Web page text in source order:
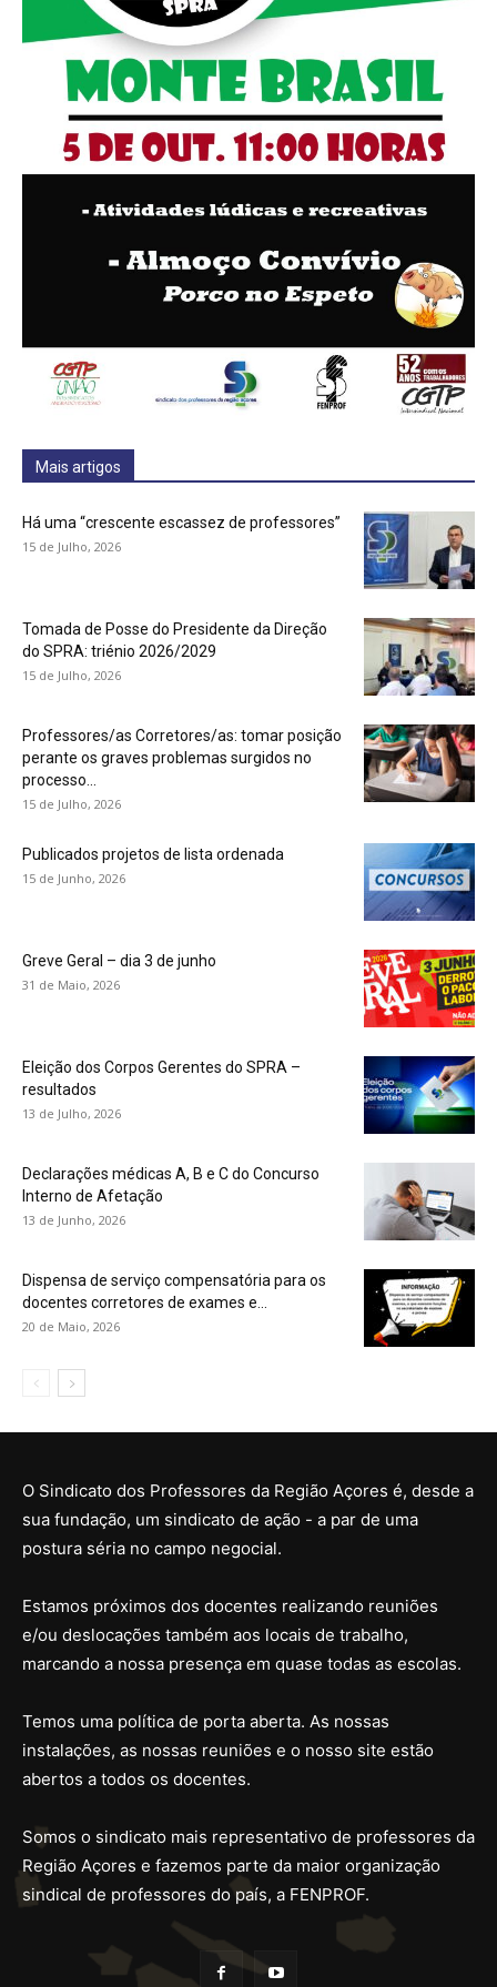
Mais artigos
Há uma “crescente escassez de professores”
15 de Julho, 2026
Tomada de Posse do Presidente da Direção
do SPRA: triénio 2026/2029
15 de Julho, 2026
Professores/as Corretores/as: tomar posição
perante os graves problemas surgidos no
processo...
15 de Julho, 2026
Publicados projetos de lista ordenada
15 de Junho, 2026
Greve Geral – dia 3 de junho
31 de Maio, 2026
Eleição dos Corpos Gerentes do SPRA –
resultados
13 de Julho, 2026
Declarações médicas A, B e C do Concurso
Interno de Afetação
13 de Junho, 2026
Dispensa de serviço compensatória para os
docentes corretores de exames e...
20 de Maio, 2026
O Sindicato dos Professores da Região Açores é, desde a
sua fundação, um sindicato de ação - a par de uma
postura séria no campo negocial.
Estamos próximos dos docentes realizando reuniões
e/ou deslocações também aos locais de trabalho,
marcando a nossa presença em quase todas as escolas.
Temos uma política de porta aberta. As nossas
instalações, as nossas reuniões e o nosso site estão
abertos a todos os docentes.
Somos o sindicato mais representativo de professores da
Região Açores e fazemos parte da maior organização
sindical de professores do país, a FENPROF.